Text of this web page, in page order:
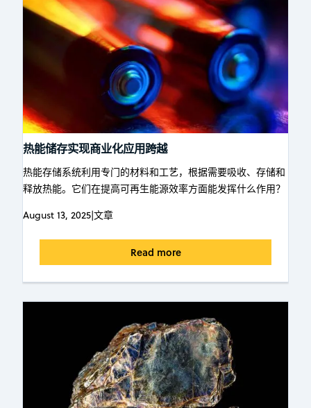
热能储存实现商业化应用跨越
热能存储系统利用专门的材料和工艺，根据需要吸收、存储和
释放热能。它们在提高可再生能源效率方面能发挥什么作用？
August 13, 2025|文章
Read more